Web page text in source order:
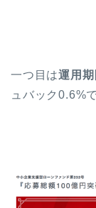
一つ目は運用期
ュバック0.6%